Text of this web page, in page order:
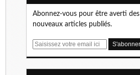
Abonnez-vous pour être averti des
nouveaux articles publiés.
E